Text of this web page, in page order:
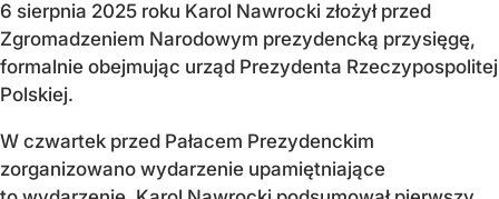
6 sierpnia 2025 roku Karol Nawrocki złożył przed
Zgromadzeniem Narodowym prezydencką przysięgę,
formalnie obejmując urząd Prezydenta Rzeczypospolitej
Polskiej.
W czwartek przed Pałacem Prezydenckim
zorganizowano wydarzenie upamiętniające